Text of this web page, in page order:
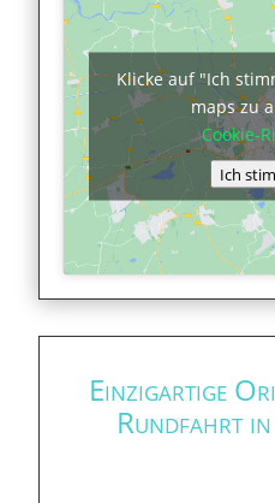
Klicke auf "Ich
maps zu
Cookie-
Ich
Einzigartige
Rundfahrt in